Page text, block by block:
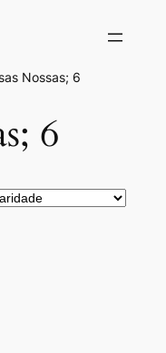
Nossas; 6
6